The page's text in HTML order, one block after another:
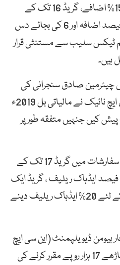
تنخواہ اور پنشن کی مد میں 15% اضافے، گریڈ 16 تک کے
ملازمین کی تنخواہ میں 20 فیصد اضافہ اور 6 کی بجائے دس
ٹیکس سلیب سے مستنثی قرار
ہیں۔
چیئرمین صادق سنجرانی کی
زیرصدارت ہوا۔ سینیٹر فاروق ایچ نائیک نے مالیاتی بل 2019ء
کیں جنہیں متفقہ طور پر
ایوان بالا میں پیش کی گئیں سفارشات میں گریڈ 17 تک کے
ملازمین کے لئے 10% فیصد ایڈہاک ریلیف ، گریڈ ایک
سے سولہ تک کے ملازمین کے لئے 20% ایڈہاک ریلیف دینے
ڈیویلپمنٹ (این سی ایچ
ڈی) کے ٹیچرز کی تنخواہیں ساڑھے 17 ہزار روپے مقرر کرنے کی